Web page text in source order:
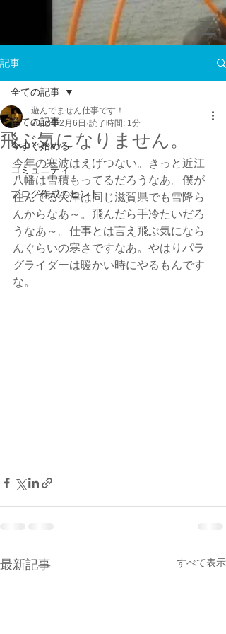
記事
全ての記事
今すぐ始める
コミュニティ
ブログ作成のヒント
全ての記事
飛ぶ気になりません。
遊んでません仕事です！
2018年2月6日 読了時間: 1分
今年の寒波はえげつない。きっと近江
八幡は雪積もってるだろうなあ。僕が
住んでる大津は同じ滋賀県でも雪降ら
んからなあ～。飛んだら手冷たいだろ
うなあ～。仕事とは言え飛ぶ気になら
んぐらいの寒さですなあ。やはりパラ
グライダーは暖かい時にやるもんです
な。
最新記事 すべて表示